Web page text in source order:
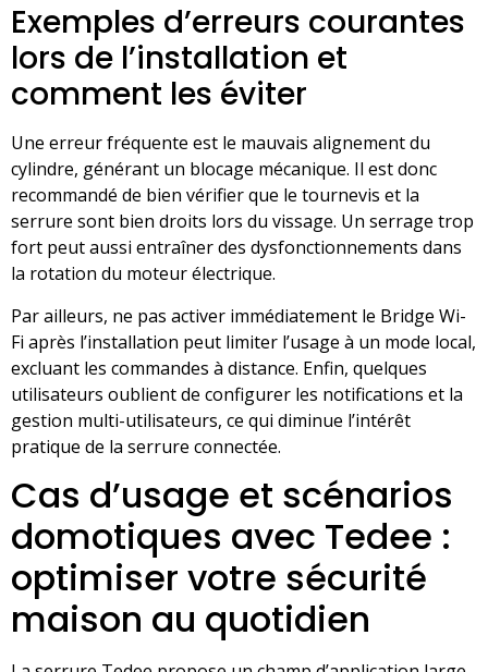
Exemples d’erreurs courantes
lors de l’installation et
comment les éviter
Une erreur fréquente est le mauvais alignement du
cylindre, générant un blocage mécanique. Il est donc
recommandé de bien vérifier que le tournevis et la
serrure sont bien droits lors du vissage. Un serrage trop
fort peut aussi entraîner des dysfonctionnements dans
la rotation du moteur électrique.
Par ailleurs, ne pas activer immédiatement le Bridge Wi-
Fi après l’installation peut limiter l’usage à un mode local,
excluant les commandes à distance. Enfin, quelques
utilisateurs oublient de configurer les notifications et la
gestion multi-utilisateurs, ce qui diminue l’intérêt
pratique de la serrure connectée.
Cas d’usage et scénarios
domotiques avec Tedee :
optimiser votre sécurité
maison au quotidien